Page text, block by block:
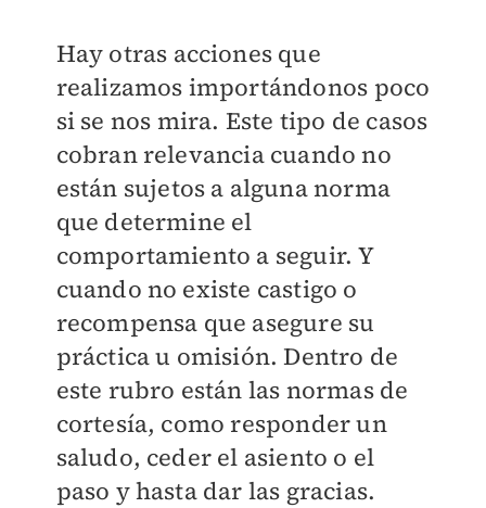
Hay otras acciones que
realizamos importándonos poco
si se nos mira. Este tipo de casos
cobran relevancia cuando no
están sujetos a alguna norma
que determine el
comportamiento a seguir. Y
cuando no existe castigo o
recompensa que asegure su
práctica u omisión. Dentro de
este rubro están las normas de
cortesía, como responder un
saludo, ceder el asiento o el
paso y hasta dar las gracias.